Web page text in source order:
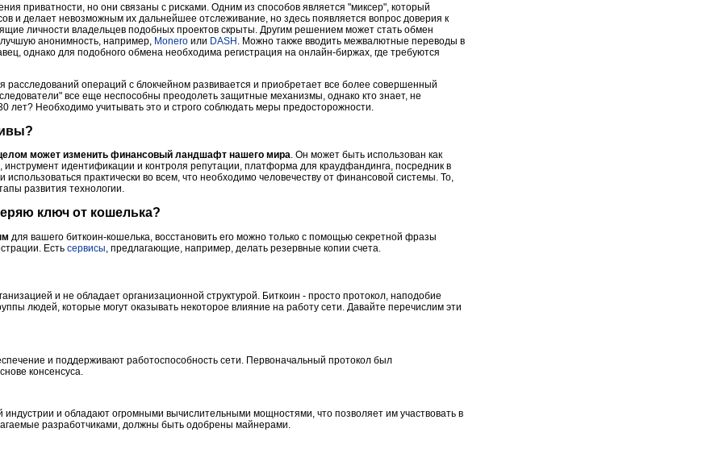
приватности, но они связаны с рисками. Одним из способов является "миксер", который
и делает невозможным их дальнейшее отслеживание, но здесь появляется вопрос доверия к
личности владельцев подобных проектов скрыты. Другим решением может стать обмен
анонимность, например, Monero или DASH . Можно также вводить межвалютные переводы в
однако для подобного обмена необходима регистрация на онлайн-биржах, где требуются
расследований операций с блокчейном развивается и приобретает все более совершенный
все еще неспособны преодолеть защитные механизмы, однако кто знает, не
лет? Необходимо учитывать это и строго соблюдать меры предосторожности.
целом может изменить финансовый ландшафт нашего мира. Он может быть использован как
инструмент идентификации и контроля репутации, платформа для краудфандинга, посредник в
практически во всем, что необходимо человечеству от финансовой системы. То,
развития технологии.
ключ от кошелька?
для вашего биткоин-кошелька, восстановить его можно только с помощью секретной фразы
Есть сервисы , предлагающие, например, делать резервные копии счета.
и не обладает организационной структурой. Биткоин - просто протокол, наподобие
людей, которые могут оказывать некоторое влияние на работу сети. Давайте перечислим эти
и поддерживают работоспособность сети. Первоначальный протокол был
консенсуса.
индустрии и обладают огромными вычислительными мощностями, что позволяет им участвовать в
разработчиками, должны быть одобрены майнерами.